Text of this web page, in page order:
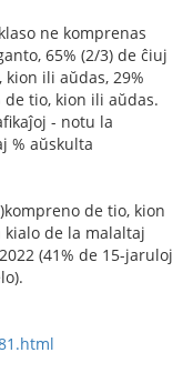
ne komprenas
65% (2/3) de ĉiuj
ili aŭdas, 29%
tio, kion ili aŭdas.
- notu la
% aŭskulta
de tio, kion
de la malaltaj
(41% de 15-jaruloj